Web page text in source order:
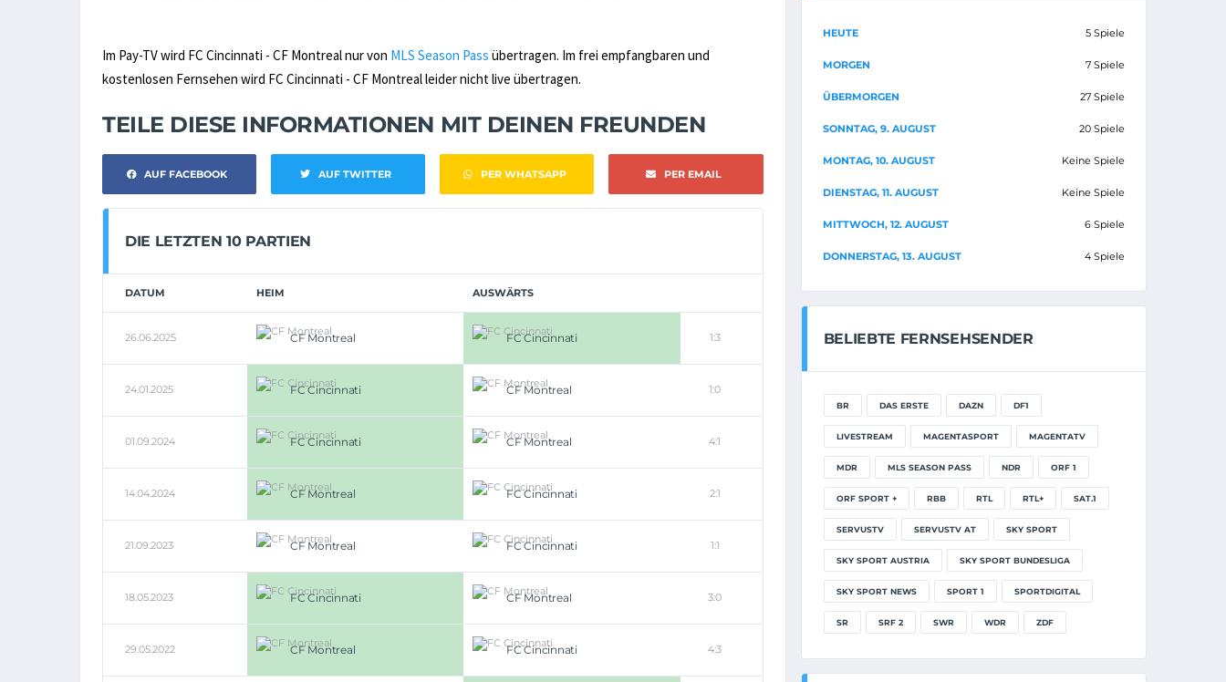
Im Pay-TV wird FC Cincinnati - CF Montreal nur von MLS Season Pass übertragen. Im frei empfangbaren und
kostenlosen Fernsehen wird FC Cincinnati - CF Montreal leider nicht live übertragen.
TEILE DIESE INFORMATIONEN MIT DEINEN FREUNDEN
AUF FACEBOOK AUF TWITTER PER WHATSAPP PER EMAIL
DIE LETZTEN 10 PARTIEN
DATUM HEIM AUSWÄRTS
26.06.2025 CF Montreal FC Cincinnati 1:3
24.01.2025 FC Cincinnati CF Montreal 1:0
01.09.2024 FC Cincinnati CF Montreal 4:1
14.04.2024 CF Montreal FC Cincinnati 2:1
21.09.2023 CF Montreal FC Cincinnati 1:1
18.05.2023 FC Cincinnati CF Montreal 3:0
29.05.2022 CF Montreal FC Cincinnati 4:3
HEUTE 5 Spiele
MORGEN 7 Spiele
ÜBERMORGEN 27 Spiele
SONNTAG, 9. AUGUST 20 Spiele
MONTAG, 10. AUGUST Keine Spiele
DIENSTAG, 11. AUGUST Keine Spiele
MITTWOCH, 12. AUGUST 6 Spiele
DONNERSTAG, 13. AUGUST 4 Spiele
BELIEBTE FERNSEHSENDER
BR DAS ERSTE DAZN DF1
LIVESTREAM MAGENTASPORT MAGENTATV
MDR MLS SEASON PASS NDR ORF 1
ORF SPORT + RBB RTL RTL+ SAT.1
SERVUSTV SERVUSTV AT SKY SPORT
SKY SPORT AUSTRIA SKY SPORT BUNDESLIGA
SKY SPORT NEWS SPORT 1 SPORTDIGITAL
SR SRF 2 SWR WDR ZDF